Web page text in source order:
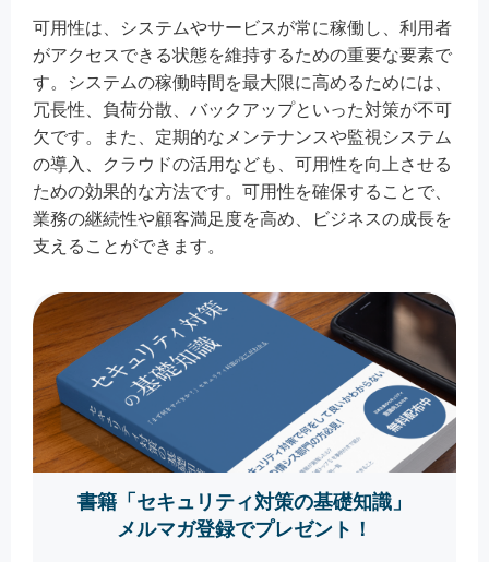
可用性は、システムやサービスが常に稼働し、利用者
がアクセスできる状態を維持するための重要な要素で
す。システムの稼働時間を最大限に高めるためには、
冗長性、負荷分散、バックアップといった対策が不可
欠です。また、定期的なメンテナンスや監視システム
の導入、クラウドの活用なども、可用性を向上させる
ための効果的な方法です。可用性を確保することで、
業務の継続性や顧客満足度を高め、ビジネスの成長を
支えることができます。
書籍「セキュリティ対策の基礎知識」
メルマガ登録でプレゼント！